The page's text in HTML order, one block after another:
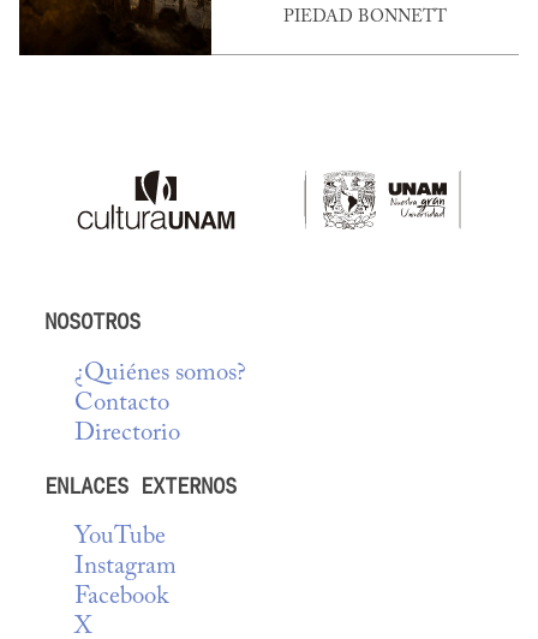
PIEDAD BONNETT
NOSOTROS
¿Quiénes somos?
Contacto
Directorio
ENLACES EXTERNOS
YouTube
Instagram
Facebook
X